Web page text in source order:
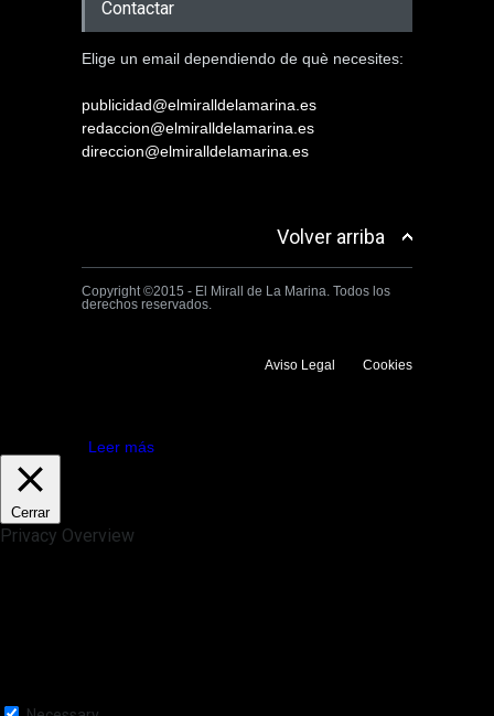
Contactar
Elige un email dependiendo de què necesites:
publicidad@elmiralldelamarina.es
redaccion@elmiralldelamarina.es
direccion@elmiralldelamarina.es
Volver arriba
Copyright ©2015 - El Mirall de La Marina. Todos los
derechos reservados.
Aviso Legal Cookies
Leer más
Cerrar
Privacy Overview